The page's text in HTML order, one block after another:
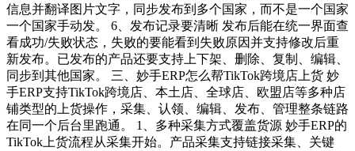
信息并翻译图片文字，同步发布到多个国家，而不是一个国家
一个国家手动发。 6、发布记录要清晰 发布后能在统一界面查
看成功/失败状态，失败的要能看到失败原因并支持修改后重
新发布。已发布的产品还要支持上下架、删除、复制、编辑、
同步到其他国家。 三、妙手ERP怎么帮TikTok跨境店上货 妙
手ERP支持TikTok跨境店、本土店、全球店、欧盟店等多种店
铺类型的上货操作，采集、认领、编辑、发布、管理整条链路
在同一个后台里跑通。 1、多种采集方式覆盖货源 妙手ERP的
TikTok上货流程从采集开始。产品采集支持链接采集、关键